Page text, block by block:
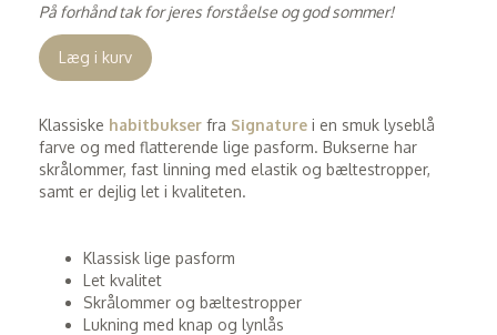
På forhånd tak for jeres forståelse og god sommer!
Læg i kurv
Klassiske habitbukser fra Signature i en smuk lyseblå
farve og med flatterende lige pasform. Bukserne har
skrålommer, fast linning med elastik og bæltestropper,
samt er dejlig let i kvaliteten.
Klassisk lige pasform
Let kvalitet
Skrålommer og bæltestropper
Lukning med knap og lynlås